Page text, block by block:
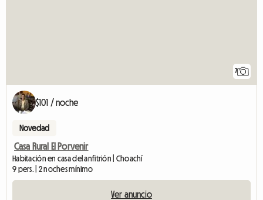
7
$101 / noche
Novedad
Casa Rural El Porvenir
Habitación en casa del anfitrión | Choachí
9 pers. | 2 noches mínimo
Ver anuncio